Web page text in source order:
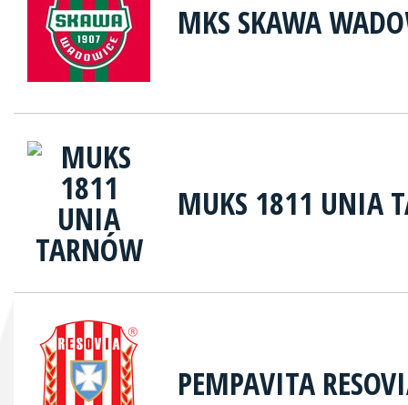
MKS SKAWA
MUKS 1811 UNIA
PEMPAVITA